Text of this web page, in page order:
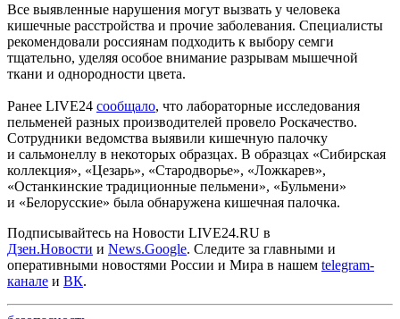
Все выявленные нарушения могут вызвать у человека
кишечные расстройства и прочие заболевания. Специалисты
рекомендовали россиянам подходить к выбору семги
тщательно, уделяя особое внимание разрывам мышечной
ткани и однородности цвета.
Ранее LIVE24 сообщало, что лабораторные исследования
пельменей разных производителей провело Роскачество.
Сотрудники ведомства выявили кишечную палочку
и сальмонеллу в некоторых образцах. В образцах «Сибирская
коллекция», «Цезарь», «Стародворье», «Ложкарев»,
«Останкинские традиционные пельмени», «Бульмени»
и «Белорусские» была обнаружена кишечная палочка.
Подписывайтесь на Новости LIVE24.RU в
Дзен.Новости и News.Google. Следите за главными и
оперативными новостями России и Мира в нашем telegram-
канале и ВК.